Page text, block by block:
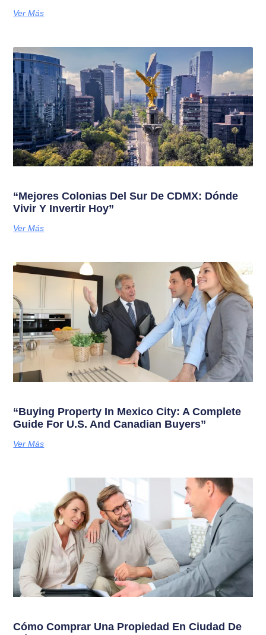
Ver Más
“Mejores Colonias Del Sur De CDMX: Dónde
Vivir Y Invertir Hoy”
Ver Más
“Buying Property In Mexico City: A Complete
Guide For U.S. And Canadian Buyers”
Ver Más
Cómo Comprar Una Propiedad En Ciudad De